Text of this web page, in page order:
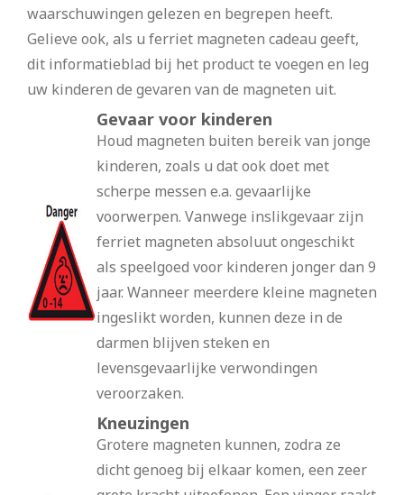
waarschuwingen gelezen en begrepen heeft.
Gelieve ook, als u ferriet magneten cadeau geeft,
dit informatieblad bij het product te voegen en leg
uw kinderen de gevaren van de magneten uit.
Gevaar voor kinderen
Houd magneten buiten bereik van jonge
kinderen, zoals u dat ook doet met
scherpe messen e.a. gevaarlijke
voorwerpen. Vanwege inslikgevaar zijn
ferriet magneten absoluut ongeschikt
als speelgoed voor kinderen jonger dan 9
jaar. Wanneer meerdere kleine magneten
ingeslikt worden, kunnen deze in de
darmen blijven steken en
levensgevaarlijke verwondingen
veroorzaken.
Kneuzingen
Grotere magneten kunnen, zodra ze
dicht genoeg bij elkaar komen, een zeer